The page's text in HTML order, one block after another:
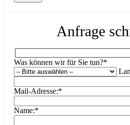
Anfrage
Was können wir für Sie tun?*
Mail-Adresse:*
Name:*